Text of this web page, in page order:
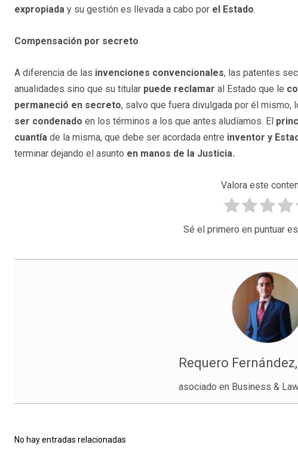
expropiada y su gestión es llevada a cabo por el Estado.
Compensación por secreto
A diferencia de las invenciones convencionales, las patentes
anualidades sino que su titular puede reclamar al Estado que le
permaneció en secreto, salvo que fuera divulgada por él mismo,
ser condenado en los términos a los que antes aludíamos. El
cuantía de la misma, que debe ser acordada entre inventor y
terminar dejando el asunto en manos de la Justicia.
Valora este
Sé el primero en puntuar
Requero
asociado en Business &
No hay entradas relacionadas